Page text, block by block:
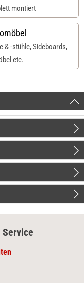
montiert
& -stühle, Sideboards,
etc.
Service